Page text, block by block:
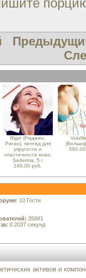
Rigin (Риджин,
Ригин), пептид для
упругости и
эластичности кожи,
Sederma, 5 г
240.00 руб.
: 10 Гости
35881
0.2037 секунд
активов и